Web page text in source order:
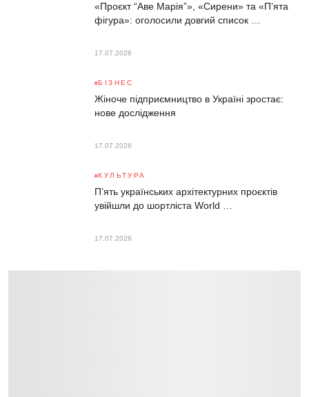
«Проєкт “Аве Марія”», «Сирени» та «П’ята
фігура»: оголосили довгий список …
17.07.2026
БІЗНЕС
Жіноче підприємництво в Україні зростає:
нове дослідження
17.07.2026
КУЛЬТУРА
П’ять українських архітектурних проєктів
увійшли до шортліста World …
17.07.2026